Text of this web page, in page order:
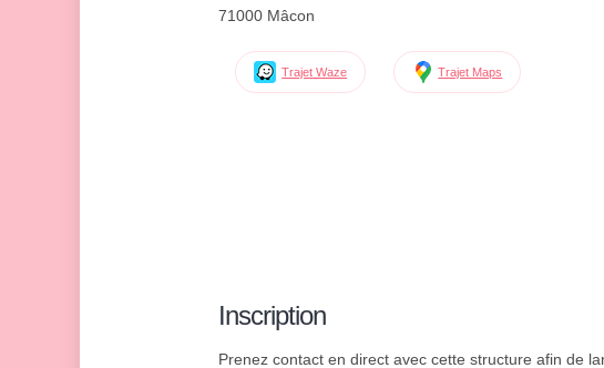
71000 Mâcon
Trajet Waze Trajet Maps
Inscription
Prenez contact en direct avec cette structure afin de